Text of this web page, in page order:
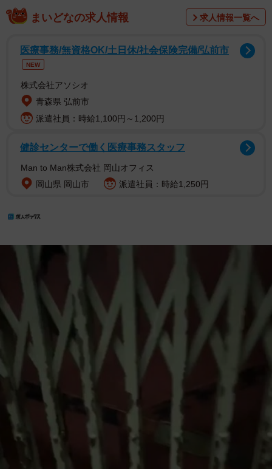
まいどなの求人情報 求人情報一覧へ
医療事務/無資格OK/土日休/社会保険完備/弘前市
NEW
株式会社アソシオ
青森県 弘前市
派遣社員：時給1,100円～1,200円
健診センターで働く医療事務スタッフ
Man to Man株式会社 岡山オフィス
岡山県 岡山市
派遣社員：時給1,250円